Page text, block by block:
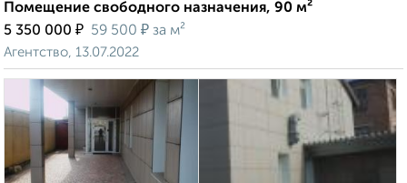
Помещение свободного назначения, 90 м²
5 350 000 ₽ 59 500 ₽ за м²
Агентство, 13.07.2022